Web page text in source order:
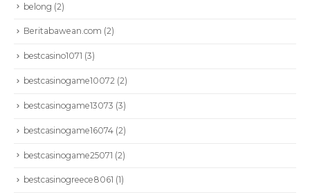
belong (2)
Beritabawean.com (2)
bestcasino1071 (3)
bestcasinogame10072 (2)
bestcasinogame13073 (3)
bestcasinogame16074 (2)
bestcasinogame25071 (2)
bestcasinogreece8061 (1)